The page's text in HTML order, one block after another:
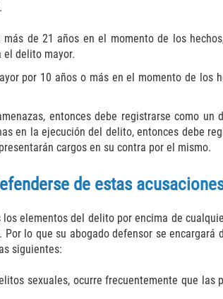
de 21 años en el momento de los
el delito mayor.
por 10 años o más en el momento de los
entonces debe registrarse como
en la ejecución del delito, entonces debe
cargos en su contra por el mismo.
de estas
elementos del delito por encima de
lo que su abogado defensor se
siguientes:
sexuales, ocurre frecuentemente que las